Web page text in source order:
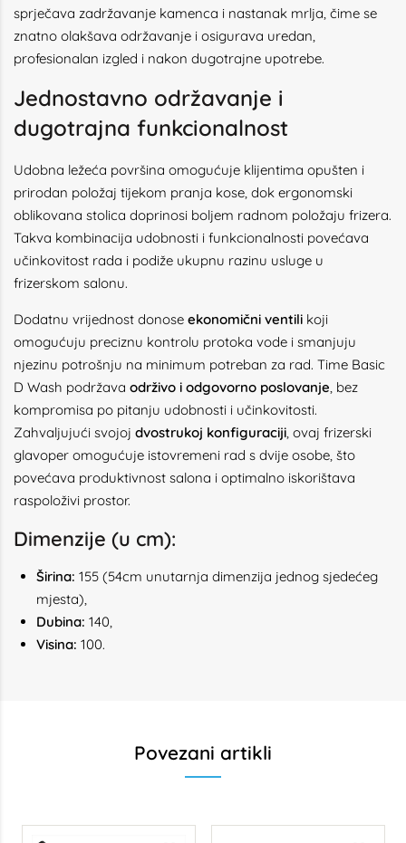
sprječava zadržavanje kamenca i nastanak mrlja, čime se
znatno olakšava održavanje i osigurava uredan,
profesionalan izgled i nakon dugotrajne upotrebe.
Jednostavno održavanje i
dugotrajna funkcionalnost
Udobna ležeća površina omogućuje klijentima opušten i
prirodan položaj tijekom pranja kose, dok ergonomski
oblikovana stolica doprinosi boljem radnom položaju frizera.
Takva kombinacija udobnosti i funkcionalnosti povećava
učinkovitost rada i podiže ukupnu razinu usluge u
frizerskom salonu.
Dodatnu vrijednost donose ekonomični ventili koji
omogućuju preciznu kontrolu protoka vode i smanjuju
njezinu potrošnju na minimum potreban za rad. Time Basic
D Wash podržava održivo i odgovorno poslovanje, bez
kompromisa po pitanju udobnosti i učinkovitosti.
Zahvaljujući svojoj dvostrukoj konfiguraciji, ovaj frizerski
glavoper omogućuje istovremeni rad s dvije osobe, što
povećava produktivnost salona i optimalno iskorištava
raspoloživi prostor.
Dimenzije (u cm):
Širina: 155 (54cm unutarnja dimenzija jednog sjedećeg
mjesta),
Dubina: 140,
Visina: 100.
Povezani artikli